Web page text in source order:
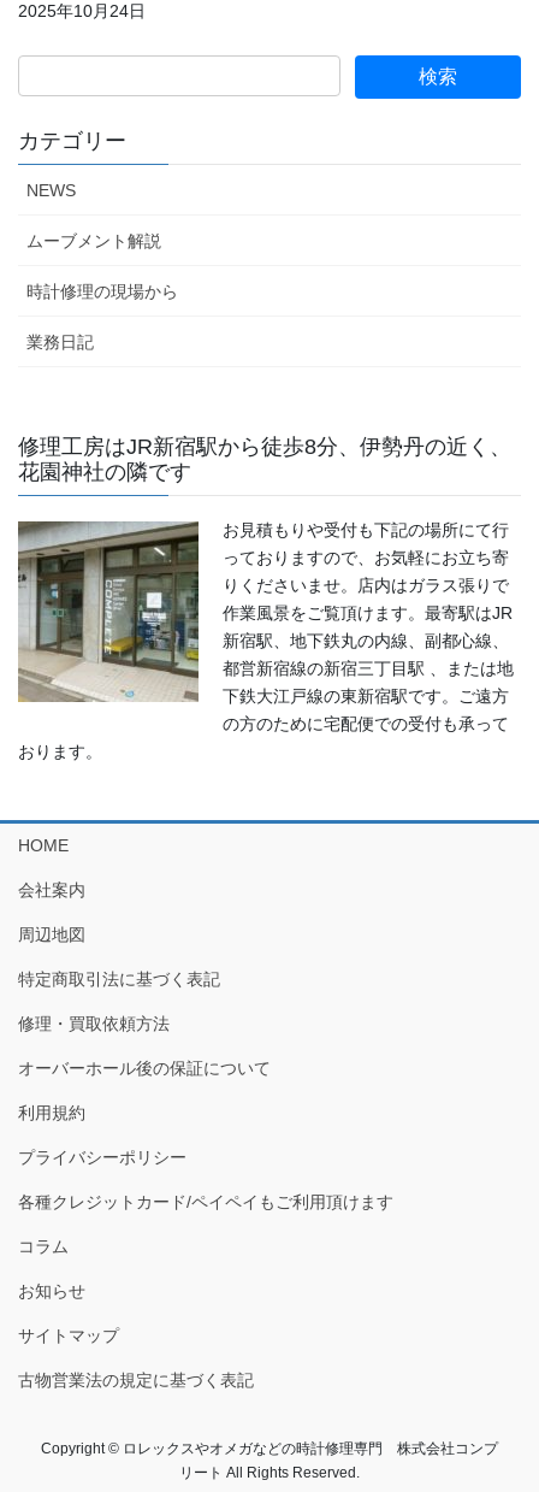
2025年10月24日
カテゴリー
NEWS
ムーブメント解説
時計修理の現場から
業務日記
修理工房はJR新宿駅から徒歩8分、伊勢丹の近く、
花園神社の隣です
お見積もりや受付も下記の場所にて行
っておりますので、お気軽にお立ち寄
りくださいませ。店内はガラス張りで
作業風景をご覧頂けます。最寄駅はJR
新宿駅、地下鉄丸の内線、副都心線、
都営新宿線の新宿三丁目駅 、または地
下鉄大江戸線の東新宿駅です。ご遠方
の方のために宅配便での受付も承って
おります。
HOME
会社案内
周辺地図
特定商取引法に基づく表記
修理・買取依頼方法
オーバーホール後の保証について
利用規約
プライバシーポリシー
各種クレジットカード/ペイペイもご利用頂けます
コラム
お知らせ
サイトマップ
古物営業法の規定に基づく表記
Copyright © ロレックスやオメガなどの時計修理専門 株式会社コンプ
リート All Rights Reserved.